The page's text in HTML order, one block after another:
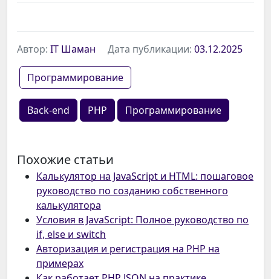
Автор: IT Шаман Дата публикации: 03.12.2025
Программирование
Back-end PHP Программирование
Похожие статьи
Калькулятор на JavaScript и HTML: пошаговое
руководство по созданию собственного
калькулятора
Условия в JavaScript: Полное руководство по
if, else и switch
Авторизация и регистрация на PHP на
примерах